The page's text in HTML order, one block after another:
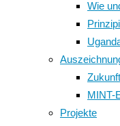
Wie
MINT-
Projekte